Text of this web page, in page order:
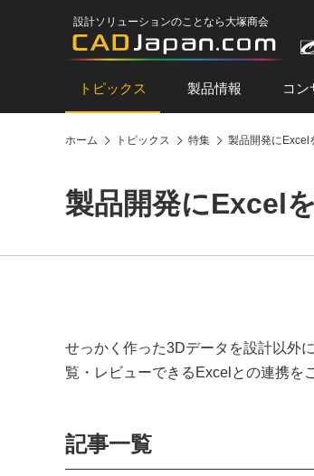
設計ソリューションのことなら大塚商会
トピックス 製品情報 コン
ホーム トピックス 特集 製品開発にExcel
製品開発にExcel
せっかく作った3Dデータを設計以外
覧・レビューできるExcelとの連携を
記事一覧